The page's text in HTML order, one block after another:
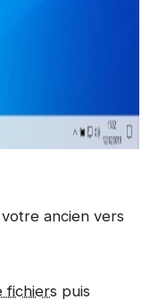
ancien vers
fichiers puis